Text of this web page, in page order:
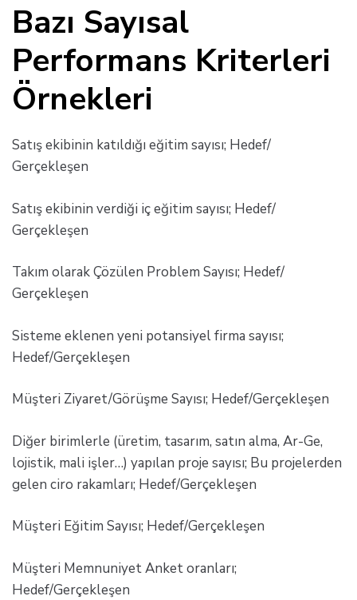
Bazı Sayısal
Performans Kriterleri
Örnekleri
Satış ekibinin katıldığı eğitim sayısı; Hedef/
Gerçekleşen
Satış ekibinin verdiği iç eğitim sayısı; Hedef/
Gerçekleşen
Takım olarak Çözülen Problem Sayısı; Hedef/
Gerçekleşen
Sisteme eklenen yeni potansiyel firma sayısı;
Hedef/Gerçekleşen
Müşteri Ziyaret/Görüşme Sayısı; Hedef/Gerçekleşen
Diğer birimlerle (üretim, tasarım, satın alma, Ar-Ge,
lojistik, mali işler…) yapılan proje sayısı; Bu projelerden
gelen ciro rakamları; Hedef/Gerçekleşen
Müşteri Eğitim Sayısı; Hedef/Gerçekleşen
Müşteri Memnuniyet Anket oranları;
Hedef/Gerçekleşen